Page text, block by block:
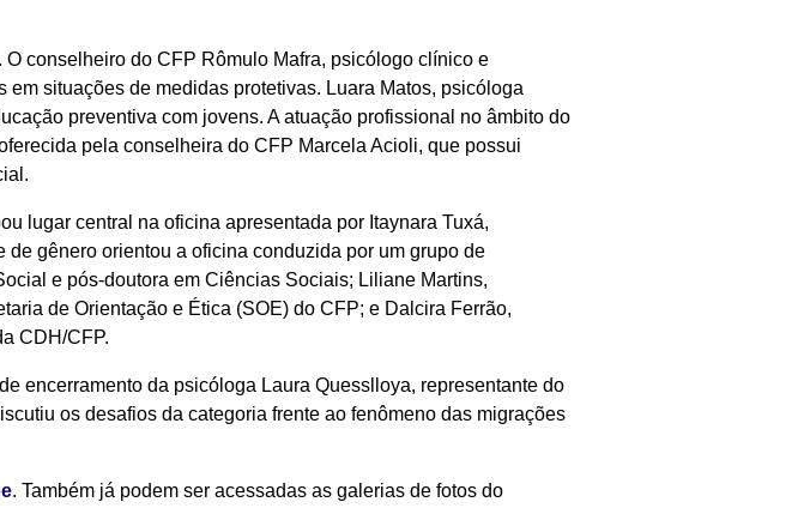
conselheiro do CFP Rômulo Mafra, psicólogo clínico e
situações de medidas protetivas. Luara Matos, psicóloga
preventiva com jovens. A atuação profissional no âmbito do
pela conselheira do CFP Marcela Acioli, que possui
lugar central na oficina apresentada por Itaynara Tuxá,
gênero orientou a oficina conduzida por um grupo de
e pós-doutora em Ciências Sociais; Liliane Martins,
de Orientação e Ética (SOE) do CFP; e Dalcira Ferrão,
CDH/CFP.
encerramento da psicóloga Laura Quesslloya, representante do
os desafios da categoria frente ao fenômeno das migrações
. Também já podem ser acessadas as galerias de fotos do